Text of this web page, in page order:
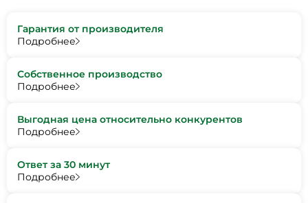
Гарантия от производителя
Подробнее
Собственное производство
Подробнее
Выгодная цена относительно конкурентов
Подробнее
Ответ за 30 минут
Подробнее